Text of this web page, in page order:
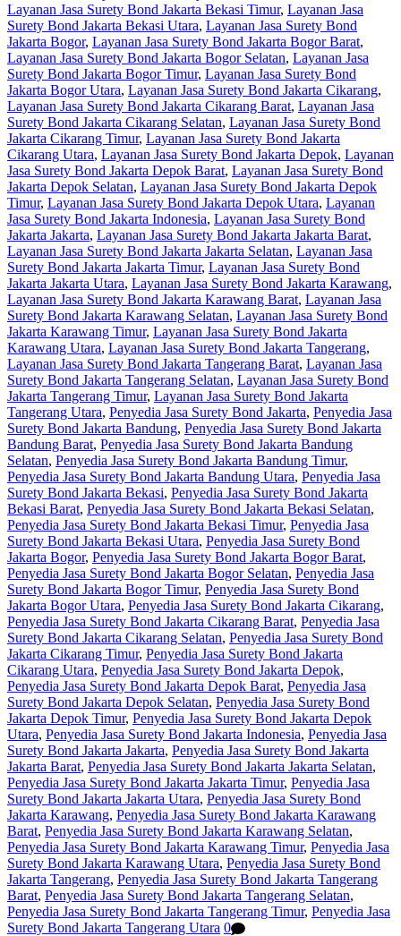
Layanan Jasa Surety Bond Jakarta Bekasi Timur, Layanan Jasa
Surety Bond Jakarta Bekasi Utara, Layanan Jasa Surety Bond
Jakarta Bogor, Layanan Jasa Surety Bond Jakarta Bogor Barat,
Layanan Jasa Surety Bond Jakarta Bogor Selatan, Layanan Jasa
Surety Bond Jakarta Bogor Timur, Layanan Jasa Surety Bond
Jakarta Bogor Utara, Layanan Jasa Surety Bond Jakarta Cikarang,
Layanan Jasa Surety Bond Jakarta Cikarang Barat, Layanan Jasa
Surety Bond Jakarta Cikarang Selatan, Layanan Jasa Surety Bond
Jakarta Cikarang Timur, Layanan Jasa Surety Bond Jakarta
Cikarang Utara, Layanan Jasa Surety Bond Jakarta Depok, Layanan
Jasa Surety Bond Jakarta Depok Barat, Layanan Jasa Surety Bond
Jakarta Depok Selatan, Layanan Jasa Surety Bond Jakarta Depok
Timur, Layanan Jasa Surety Bond Jakarta Depok Utara, Layanan
Jasa Surety Bond Jakarta Indonesia, Layanan Jasa Surety Bond
Jakarta Jakarta, Layanan Jasa Surety Bond Jakarta Jakarta Barat,
Layanan Jasa Surety Bond Jakarta Jakarta Selatan, Layanan Jasa
Surety Bond Jakarta Jakarta Timur, Layanan Jasa Surety Bond
Jakarta Jakarta Utara, Layanan Jasa Surety Bond Jakarta Karawang,
Layanan Jasa Surety Bond Jakarta Karawang Barat, Layanan Jasa
Surety Bond Jakarta Karawang Selatan, Layanan Jasa Surety Bond
Jakarta Karawang Timur, Layanan Jasa Surety Bond Jakarta
Karawang Utara, Layanan Jasa Surety Bond Jakarta Tangerang,
Layanan Jasa Surety Bond Jakarta Tangerang Barat, Layanan Jasa
Surety Bond Jakarta Tangerang Selatan, Layanan Jasa Surety Bond
Jakarta Tangerang Timur, Layanan Jasa Surety Bond Jakarta
Tangerang Utara, Penyedia Jasa Surety Bond Jakarta, Penyedia Jasa
Surety Bond Jakarta Bandung, Penyedia Jasa Surety Bond Jakarta
Bandung Barat, Penyedia Jasa Surety Bond Jakarta Bandung
Selatan, Penyedia Jasa Surety Bond Jakarta Bandung Timur,
Penyedia Jasa Surety Bond Jakarta Bandung Utara, Penyedia Jasa
Surety Bond Jakarta Bekasi, Penyedia Jasa Surety Bond Jakarta
Bekasi Barat, Penyedia Jasa Surety Bond Jakarta Bekasi Selatan,
Penyedia Jasa Surety Bond Jakarta Bekasi Timur, Penyedia Jasa
Surety Bond Jakarta Bekasi Utara, Penyedia Jasa Surety Bond
Jakarta Bogor, Penyedia Jasa Surety Bond Jakarta Bogor Barat,
Penyedia Jasa Surety Bond Jakarta Bogor Selatan, Penyedia Jasa
Surety Bond Jakarta Bogor Timur, Penyedia Jasa Surety Bond
Jakarta Bogor Utara, Penyedia Jasa Surety Bond Jakarta Cikarang,
Penyedia Jasa Surety Bond Jakarta Cikarang Barat, Penyedia Jasa
Surety Bond Jakarta Cikarang Selatan, Penyedia Jasa Surety Bond
Jakarta Cikarang Timur, Penyedia Jasa Surety Bond Jakarta
Cikarang Utara, Penyedia Jasa Surety Bond Jakarta Depok,
Penyedia Jasa Surety Bond Jakarta Depok Barat, Penyedia Jasa
Surety Bond Jakarta Depok Selatan, Penyedia Jasa Surety Bond
Jakarta Depok Timur, Penyedia Jasa Surety Bond Jakarta Depok
Utara, Penyedia Jasa Surety Bond Jakarta Indonesia, Penyedia Jasa
Surety Bond Jakarta Jakarta, Penyedia Jasa Surety Bond Jakarta
Jakarta Barat, Penyedia Jasa Surety Bond Jakarta Jakarta Selatan,
Penyedia Jasa Surety Bond Jakarta Jakarta Timur, Penyedia Jasa
Surety Bond Jakarta Jakarta Utara, Penyedia Jasa Surety Bond
Jakarta Karawang, Penyedia Jasa Surety Bond Jakarta Karawang
Barat, Penyedia Jasa Surety Bond Jakarta Karawang Selatan,
Penyedia Jasa Surety Bond Jakarta Karawang Timur, Penyedia Jasa
Surety Bond Jakarta Karawang Utara, Penyedia Jasa Surety Bond
Jakarta Tangerang, Penyedia Jasa Surety Bond Jakarta Tangerang
Barat, Penyedia Jasa Surety Bond Jakarta Tangerang Selatan,
Penyedia Jasa Surety Bond Jakarta Tangerang Timur, Penyedia Jasa
Surety Bond Jakarta Tangerang Utara 0